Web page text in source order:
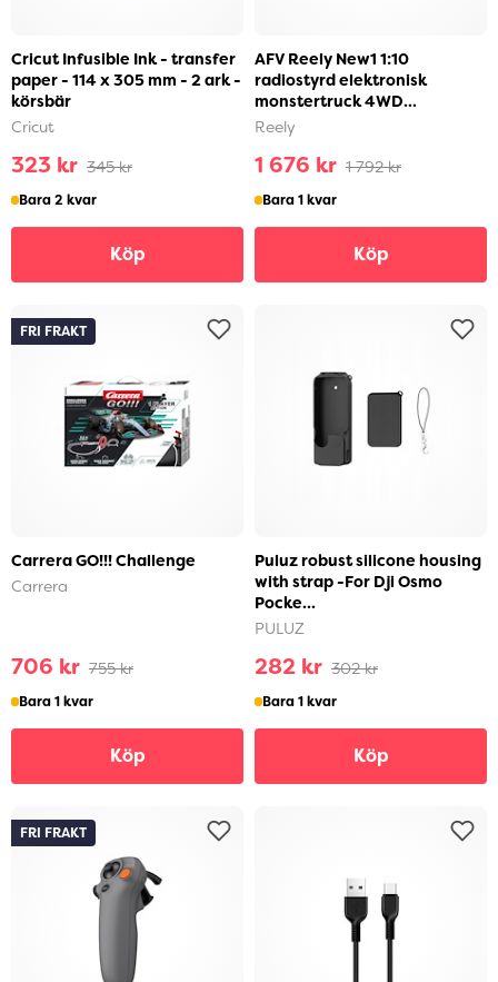
Cricut Infusible Ink - transfer
paper - 114 x 305 mm - 2 ark -
körsbär
Cricut
323 kr 345 kr
Bara 2 kvar
Köp
AFV Reely New1 1:10
radiostyrd elektronisk
monstertruck 4WD...
Reely
1 676 kr 1 792 kr
Bara 1 kvar
Köp
Carrera GO!!! Challenge
Carrera
706 kr 755 kr
FRI FRAKT
Bara 1 kvar
Köp
Puluz robust silicone housing
with strap -For Dji Osmo
Pocke...
PULUZ
282 kr 302 kr
Bara 1 kvar
Köp
FRI FRAKT